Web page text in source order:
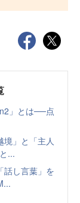
」とは──点
境」と「主人
...
話し言葉」を